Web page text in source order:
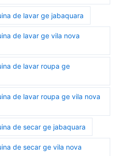
de lavar ge jabaquara
de lavar ge vila nova
de lavar roupa ge
de lavar roupa ge vila nova
de secar ge jabaquara
de secar ge vila nova